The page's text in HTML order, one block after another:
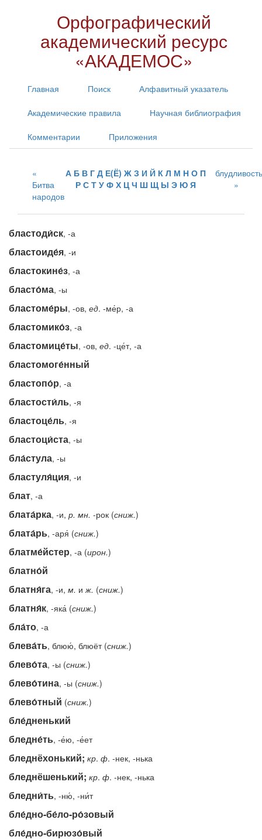
Орфографический
академический ресурс
«АКАДЕМОС»
Главная Поиск Алфавитный указатель
Академические правила Научная библиография
Комментарии Приложения
Битва
народов
А Б В Г Д Е(Ё) Ж З И Й К Л М Н О П
Р С Т У Ф Х Ц Ч Ш Щ Ы Э Ю Я
блудливость
бластоди́ск, -а
бластоиде́я, -и
бластокине́з, -а
бласто́ма, -ы
бластоме́ры, -ов, ед. -ме́р, -а
бластомико́з, -а
бластомице́ты, -ов, ед. -це́т, -а
бластомоге́нный
бластопо́р, -а
бластости́ль, -я
бластоце́ль, -я
бластоци́ста, -ы
бла́стула, -ы
бластуля́ция, -и
блат, -а
блата́рка, -и, р. мн. -рок (сниж.)
блата́рь, -аря́ (сниж.)
блатме́йстер, -а (ирон.)
блатно́й
блатня́га, -и, м. иж. (сниж.)
блатня́к, -яка́ (сниж.)
бла́то, -а
блева́ть, блюю́, блюёт (сниж.)
блево́та, -ы (сниж.)
блево́тина, -ы (сниж.)
блево́тный (сниж.)
бле́дненький
бледне́ть, -е́ю, -е́ет
бледнёхонький; кр. ф. -нек, -нька
бледнёшенький; кр. ф. -нек, -нька
бледни́ть, -ню́, -ни́т
бле́дно-бе́ло-ро́зовый
бле́дно-бирюзо́вый